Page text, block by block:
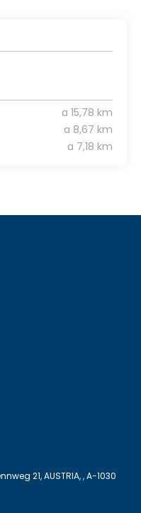
a 15,78 km
a 8,67 km
a 7,18 km
21, AUSTRIA,, A-1030